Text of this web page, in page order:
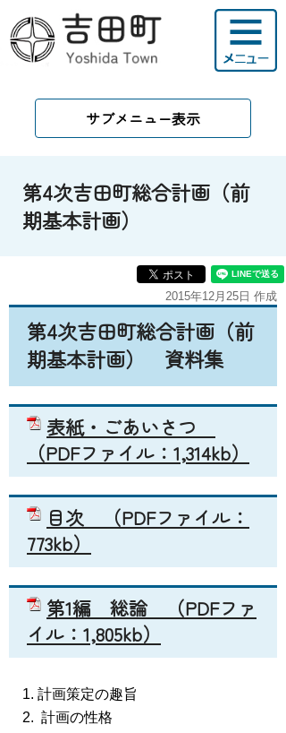
サブメニュー表示
第4次吉田町総合計画（前
期基本計画）
2015年12月25日 作成
第4次吉田町総合計画（前
期基本計画） 資料集
表紙・ごあいさつ
（PDFファイル：1,314kb）
目次 （PDFファイル：
773kb）
第1編 総論（PDFファ
イル：1,805kb）
計画策定の趣旨
計画の性格